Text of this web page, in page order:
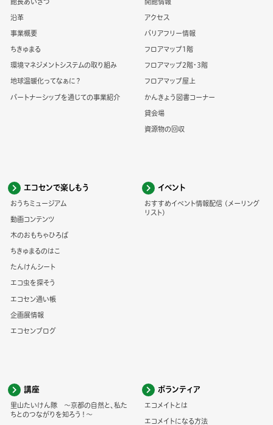
沿革
事業概要
ちきゅまる
環境マネジメントシステムの取り組み
地球温暖化ってなぁに？
パートナーシップを通じての事業紹介
アクセス
バリアフリー情報
フロアマップ1階
フロアマップ2階・3階
フロアマップ屋上
かんきょう図書コーナー
貸会場
資源物の回収
エコセンで楽しもう
おうちミュージアム
動画コンテンツ
木のおもちゃひろば
ちきゅまるのはこ
たんけんシート
エコ虫を探そう
エコセン通い帳
企画展情報
エコセンブログ
イベント
おすすめイベント情報配信 (メーリング
リスト)
講座
里山たいけん隊 ～京都の自然と、私た
ちとのつながりを知ろう！～
ボランティア
エコメイトとは
エコメイトになる方法